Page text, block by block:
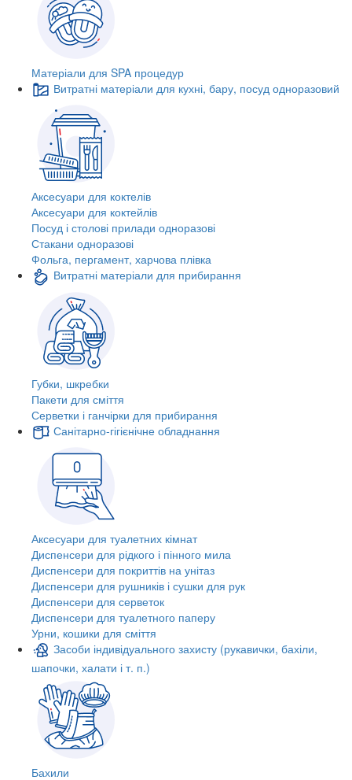
Матеріали для SPA процедур
Витратні матеріали для кухні, бару, посуд одноразовий
Аксесуари для коктелів
Аксесуари для коктейлів
Посуд і столові прилади одноразові
Стакани одноразові
Фольга, пергамент, харчова плівка
Витратні матеріали для прибирання
Губки, шкребки
Пакети для сміття
Серветки і ганчірки для прибирання
Санітарно-гігієнічне обладнання
Аксесуари для туалетних кімнат
Диспенсери для рідкого і пінного мила
Диспенсери для покриттів на унітаз
Диспенсери для рушників і сушки для рук
Диспенсери для серветок
Диспенсери для туалетного паперу
Урни, кошики для сміття
Засоби індивідуального захисту (рукавички, бахіли,
шапочки, халати і т. п.)
Бахили